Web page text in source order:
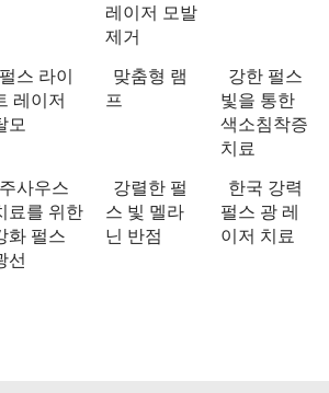
레이저 모발
제거
펄스 라이
레이저
모
맞춤형 램
프
강한 펄스
빛을 통한
색소침착증
치료
주사우스
료를 위한
화 펄스
선
강렬한 펄
스 빛 멜라
닌 반점
한국 강력
펄스 광 레
이저 치료